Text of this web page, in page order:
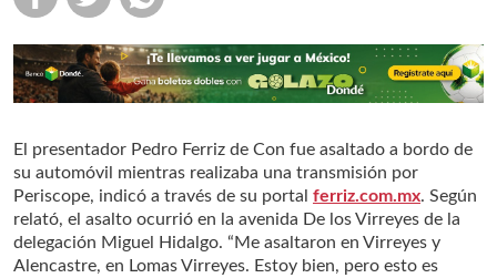
El presentador Pedro Ferriz de Con fue asaltado a bordo de
su automóvil mientras realizaba una transmisión por
Periscope, indicó a través de su portal ferriz.com.mx. Según
relató, el asalto ocurrió en la avenida De los Virreyes de la
delegación Miguel Hidalgo. “Me asaltaron en Virreyes y
Alencastre, en Lomas Virreyes. Estoy bien, pero esto es